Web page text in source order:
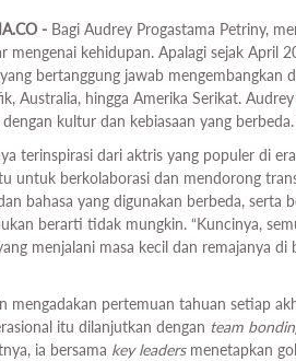
- Bagi Audrey Progastama Petriny,
mengenai kehidupan. Apalagi sejak April
bertanggung jawab mengembangkan
Australia, hingga Amerika Serikat.
kultur dan kebiasaan yang
terinspirasi dari aktris yang populer di
untuk berkolaborasi dan mendorong
bahasa yang digunakan berbeda, serta
berarti tidak mungkin. “Kuncinya,
menjalani masa kecil dan remajanya
mengadakan pertemuan tahuan setiap
itu dilanjutkan dengan team
ia bersama key leaders menetapkan